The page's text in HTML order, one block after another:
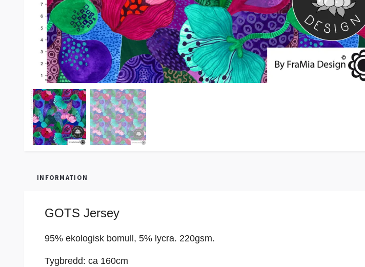
INFORMATION
GOTS Jersey
95% ekologisk bomull, 5% lycra. 220gsm.
Tygbredd: ca 160cm